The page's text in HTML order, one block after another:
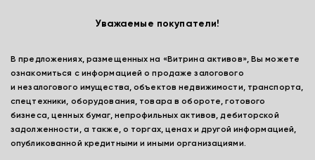
Уважаемые покупатели!
В предложениях, размещенных на «Витрина активов», Вы можете
ознакомиться с информацией о продаже залогового
и незалогового имущества, объектов недвижимости, транспорта,
спецтехники, оборудования, товара в обороте, готового
бизнеса, ценных бумаг, непрофильных активов, дебиторской
задолженности, а также, о торгах, ценах и другой информацией,
опубликованной кредитными и иными организациями.